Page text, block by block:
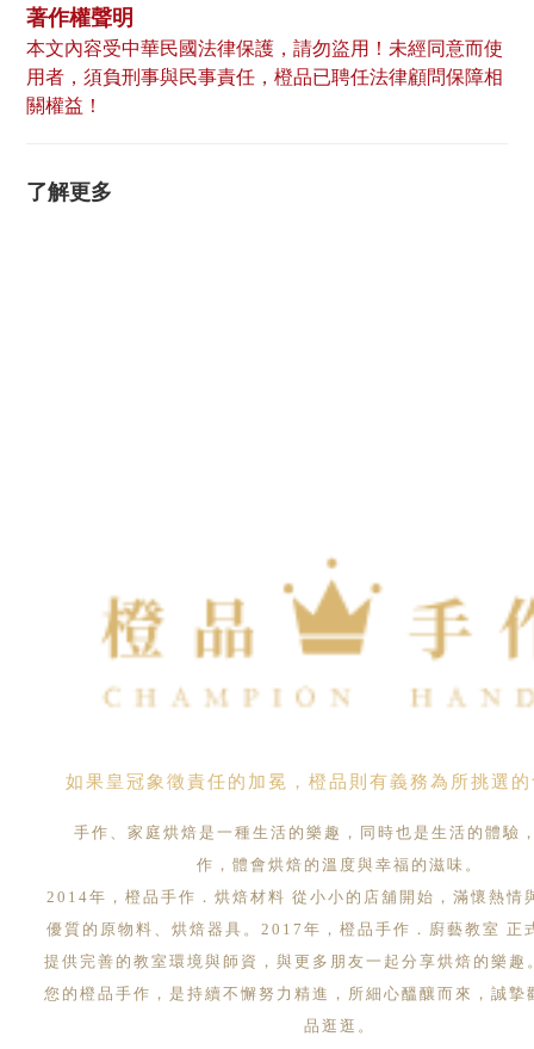
著作權聲明
本文內容受中華民國法律保護，請勿盜用！未經同意而使
用者，須負刑事與民事責任，橙品已聘任法律顧問保障相
關權益！
了解更多
如果皇冠象徵責任的加冕，橙品則有義務為所挑選
手作、家庭烘焙是一種生活的樂趣，同時也是生活的體驗
作，體會烘焙的溫度與幸福的滋味。
2014年，橙品手作．烘焙材料 從小小的店舖開始，滿懷熱情
優質的原物料、烘焙器具。2017年，橙品手作．廚藝教室 正
提供完善的教室環境與師資，與更多朋友一起分享烘焙的樂趣
您的橙品手作，是持續不懈努力精進，所細心醞釀而來，誠摯
品逛逛。